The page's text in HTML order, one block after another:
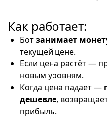
Как работает:
Ботзанимает
текущей цене.
Если цена растёт —
новым уровням.
Когда цена падает —
дешевле,
прибыль.